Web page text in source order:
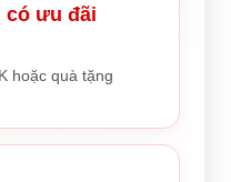
có ưu đãi
hoặc quà tặng